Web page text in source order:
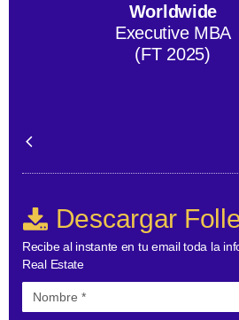
Worldwide
Executive MBA
(FT 2025)
Descargar
Recibe al instante en tu email toda la
Real Estate